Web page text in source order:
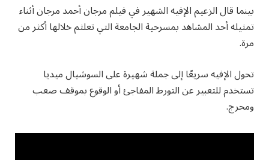
بينما قال الزعيم الإفيه الشهير في فيلم مرجان أحمد مرجان أثناء
تمثيله أحد المشاهد بمسرحية الجامعة التي تعلثم خلالها أكثر من
مرة.
تحول الإفيه سريعًا إلى جملة شهيرة على السوشيال ميديا
تستخدم للتعبير عن التورط المفاجئ أو الوقوع بموقف صعب
ومحرج.